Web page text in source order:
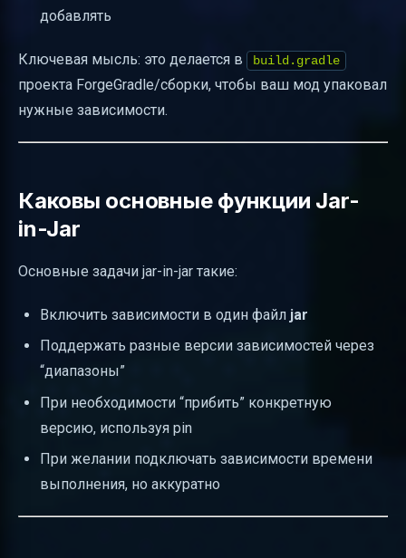
добавлять
Ключевая мысль: это делается в build.gradle
проекта ForgeGradle/сборки, чтобы ваш мод упаковал
нужные зависимости.
Каковы основные функции Jar-
in-Jar
Основные задачи jar-in-jar такие:
Включить зависимости в один файл jar
Поддержать разные версии зависимостей через
“диапазоны”
При необходимости “прибить” конкретную
версию, используя pin
При желании подключать зависимости времени
выполнения, но аккуратно